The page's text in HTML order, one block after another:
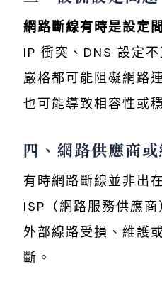
網路斷線有時是設定
IP 衝突、DNS 設定
嚴格都可能阻礙網路
也可能導致相容性或
四、網路供應商
有時網路斷線並非出
ISP（網路服務供應
外部線路受損、維護
斷。